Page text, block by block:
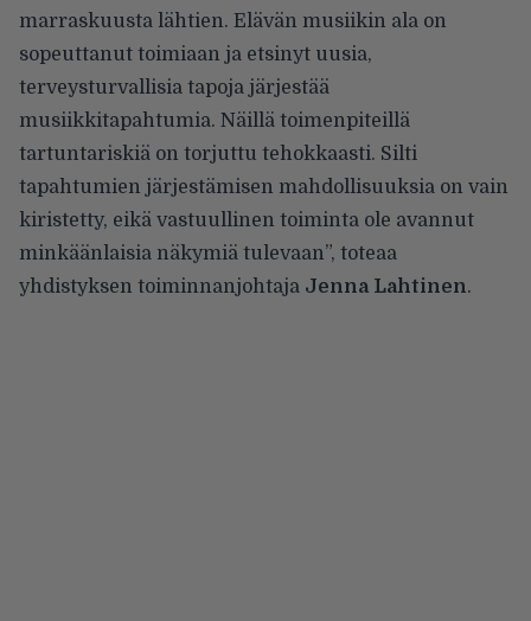
marraskuusta lähtien. Elävän musiikin ala on
sopeuttanut toimiaan ja etsinyt uusia,
terveysturvallisia tapoja järjestää
musiikkitapahtumia. Näillä toimenpiteillä
tartuntariskiä on torjuttu tehokkaasti. Silti
tapahtumien järjestämisen mahdollisuuksia on vain
kiristetty, eikä vastuullinen toiminta ole avannut
minkäänlaisia näkymiä tulevaan”, toteaa
yhdistyksen toiminnanjohtaja Jenna Lahtinen.